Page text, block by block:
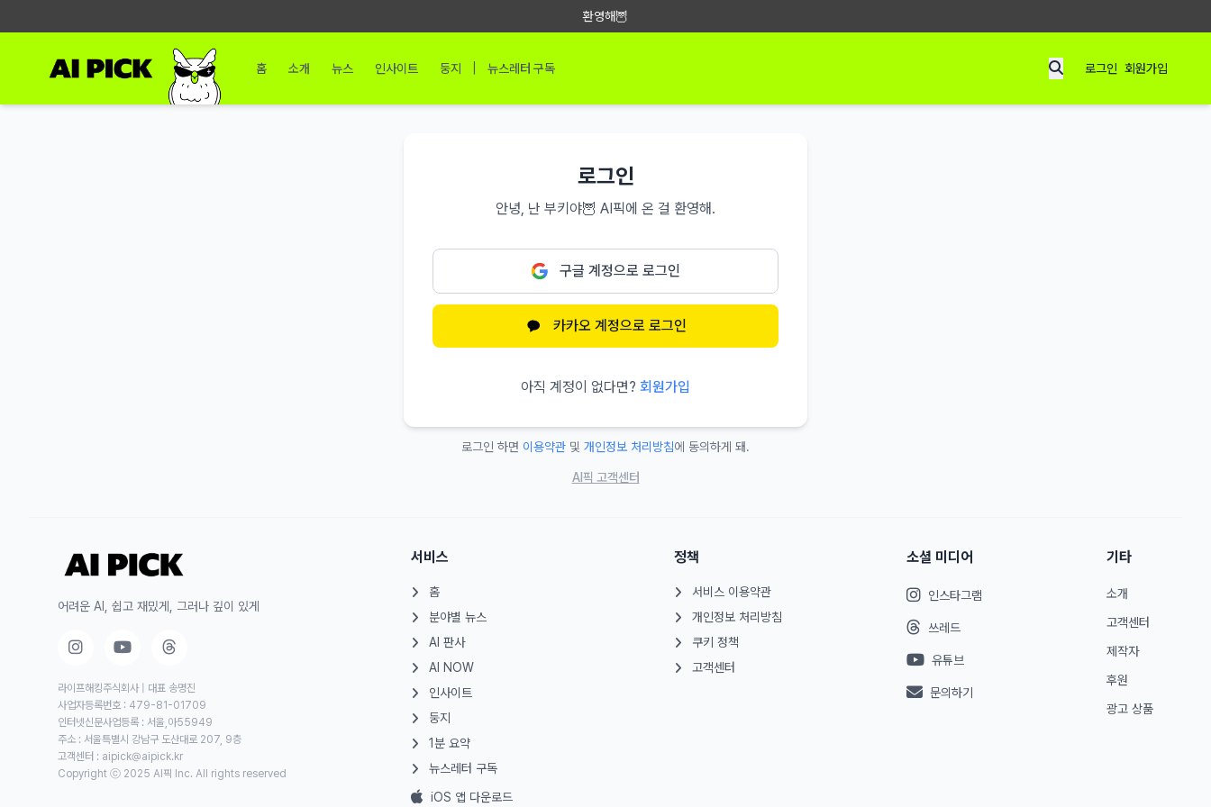
환영해🦉
홈 소개 뉴스 인사이트 둥지 뉴스레터 구독 로그인 회원가입
로그인
안녕, 난 부키야🦉 AI픽에 온 걸 환영해.
구글 계정으로 로그인
카카오 계정으로 로그인
아직 계정이 없다면? 회원가입
로그인 하면 이용약관 및 개인정보 처리방침에 동의하게 돼.
AI픽 고객센터
어려운 AI, 쉽고 재밌게, 그러나 깊이 있게
라이프해킹주식회사 | 대표 송명진
사업자등록번호 : 479-81-01709
인터넷신문사업등록 : 서울,아55949
주소 : 서울특별시 강남구 도산대로 207, 9층
고객센터 : aipick@aipick.kr
Copyright ⓒ 2025 AI픽 Inc. All rights reserved
서비스
홈
분야별 뉴스
AI 판사
AI NOW
인사이트
둥지
1분 요약
뉴스레터 구독
iOS 앱 다운로드
정책
서비스 이용약관
개인정보 처리방침
쿠키 정책
고객센터
소셜 미디어
인스타그램
쓰레드
유튜브
문의하기
기타
소개
고객센터
제작자
후원
광고 상품